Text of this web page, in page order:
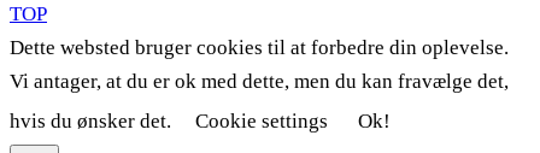
TOP
Dette websted bruger cookies til at forbedre din oplevelse.
Vi antager, at du er ok med dette, men du kan fravælge det,
hvis du ønsker det.
Cookie settings Ok!